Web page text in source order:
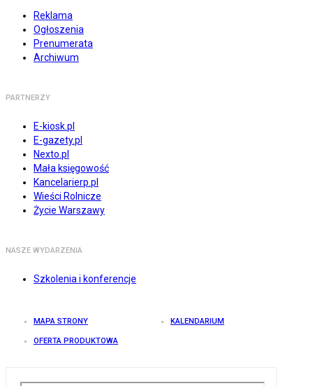
Reklama
Ogłoszenia
Prenumerata
Archiwum
PARTNERZY
E-kiosk.pl
E-gazety.pl
Nexto.pl
Mała księgowość
Kancelarierp.pl
Wieści Rolnicze
Życie Warszawy
NASZE WYDARZENIA
Szkolenia i konferencje
MAPA STRONY KALENDARIUM
OFERTA PRODUKTOWA